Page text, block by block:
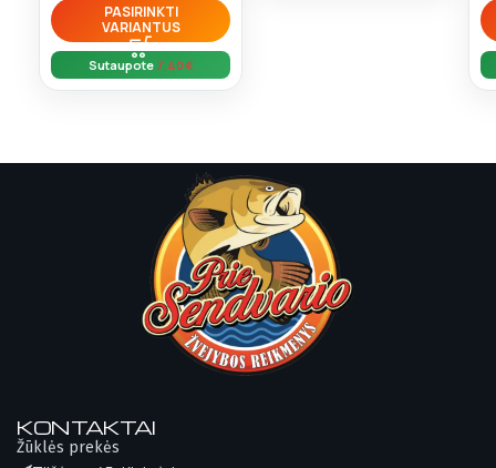
PASIRINKTI
VARIANTUS
Sutaupote 7,40 €
KONTAKTAI
Žūklės prekės